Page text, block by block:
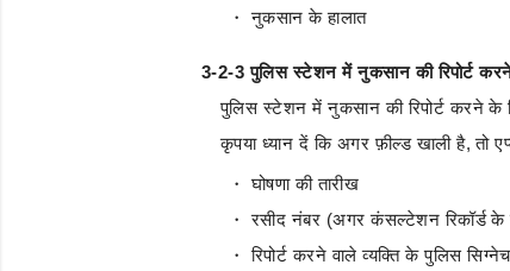
・ नुकसान के हालात
3-2-3 पुलिस स्टेशन में नुकसान की रिपोर्ट
पुलिस स्टेशन में नुकसान की रिपोर्ट करने के
कृपया ध्यान दें कि अगर फ़ील्ड खाली है, तो
・ घोषणा की तारीख
・ रसीद नंबर (अगर कंसल्टेशन रिकॉर्ड के
・ रिपोर्ट करने वाले व्यक्ति के पुलिस